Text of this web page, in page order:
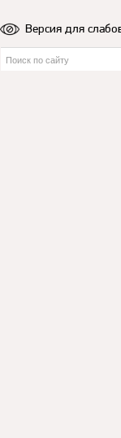
Версия для